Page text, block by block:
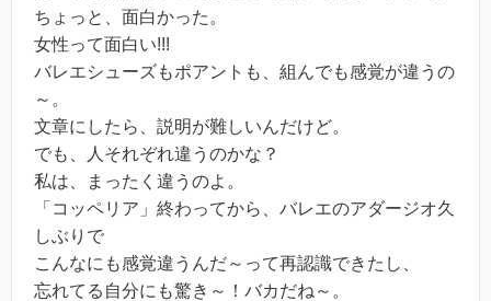
ちょっと、面白かった。
女性って面白い!!!
バレエシューズもポアントも、組んでも感覚が違うの
～。
文章にしたら、説明が難しいんだけど。
でも、人それぞれ違うのかな？
私は、まったく違うのよ。
「コッペリア」終わってから、バレエのアダージオ久
しぶりで
こんなにも感覚違うんだ～って再認識できたし、
忘れてる自分にも驚き～！バカだね～。